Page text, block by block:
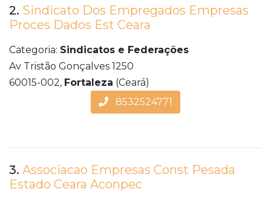
2. Sindicato Dos Empregados Empresas
Proces Dados Est Ceara
Categoria: Sindicatos e Federações
Av Tristão Gonçalves 1250
60015-002, Fortaleza (Ceará)
8532524771
3. Associacao Empresas Const Pesada
Estado Ceara Aconpec